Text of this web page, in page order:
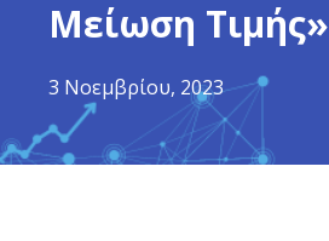
Μείωση Τιμής»
3 Νοεμβρίου, 2023